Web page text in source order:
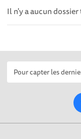
Il n'y a aucun